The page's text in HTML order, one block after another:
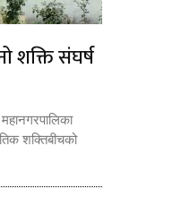
शक्ति संघर्ष
शक्तिबीचको